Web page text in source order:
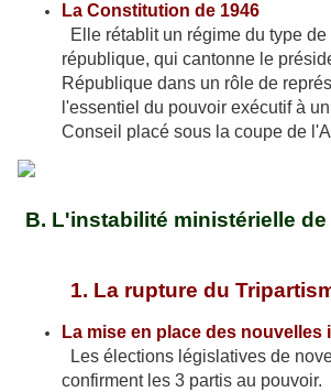
La Constitution de 1946
Elle rétablit un régime du type
république, qui cantonne le
République dans un rôle de
l'essentiel du pouvoir exécutif à
Conseil placé sous la coupe de
B. L'instabilité ministérielle de
1. La rupture du
La mise en place des
Les élections législatives de
confirment les 3 partis au pouvoir.